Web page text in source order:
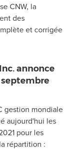
CNW, la
des
et corrigée
annonce
septembre
gestion mondiale
aujourd'hui les
pour les
répartition :